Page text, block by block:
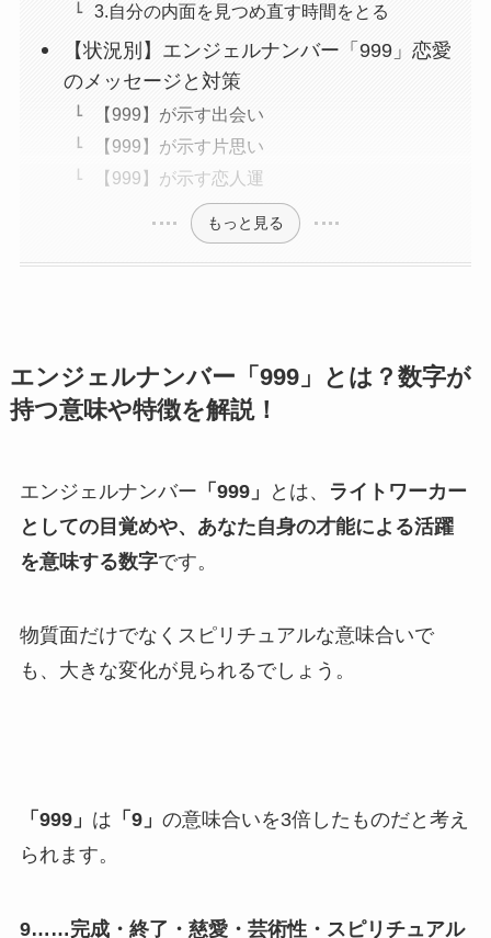
3.自分の内面を見つめ直す時間をとる
【状況別】エンジェルナンバー「999」恋愛
のメッセージと対策
【999】が示す出会い
【999】が示す片思い
【999】が示す恋人運
もっと見る
エンジェルナンバー「999」とは？数字が
持つ意味や特徴を解説！
エンジェルナンバー 「999」 とは、
ライトワーカー
としての目覚めや、あなた自身の才能による活躍
を意味する数字です。
物質面だけでなくスピリチュアルな意味合いで
も、大きな変化が見られるでしょう。
「999」 は 「9」 の意味合いを3倍したものだと考え
られます。
9……完成・終了・慈愛・芸術性・スピリチュアル